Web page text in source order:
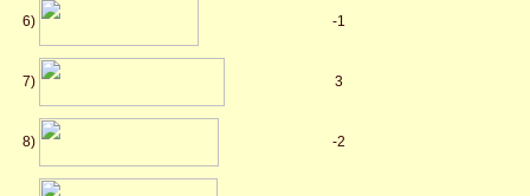
6) -1
7) 3
8) -2